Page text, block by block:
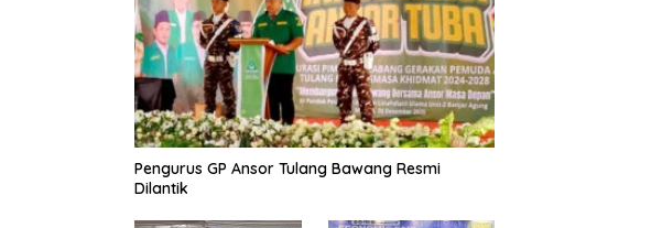
Pengurus GP Ansor Tulang Bawang Resmi
Dilantik